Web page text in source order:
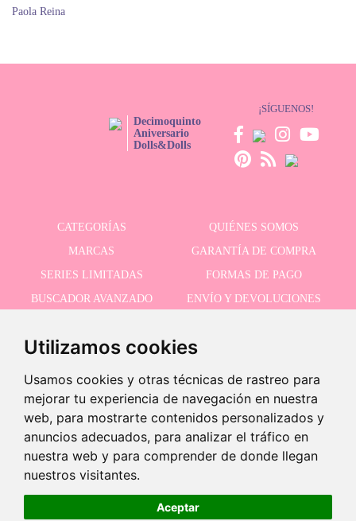
Utilizamos cookies
Usamos cookies y otras técnicas de rastreo para
mejorar tu experiencia de navegación en nuestra
web, para mostrarte contenidos personalizados y
anuncios adecuados, para analizar el tráfico en
nuestra web y para comprender de donde llegan
nuestros visitantes.
Aceptar
27,45 € +
-
Paola Reina
Decimoquinto
Aniversario
Dolls&Dolls
¡SÍGUENOS!
CATEGORÍAS
QUIÉNES SOMOS
MARCAS
GARANTÍA DE COMPRA
SERIES LIMITADAS
FORMAS DE PAGO
BUSCADOR AVANZADO
ENVÍO Y DEVOLUCIONES
RECIBE NUESTRAS ÚLTIMAS NOVEDADES
Acepto la política de privacidad